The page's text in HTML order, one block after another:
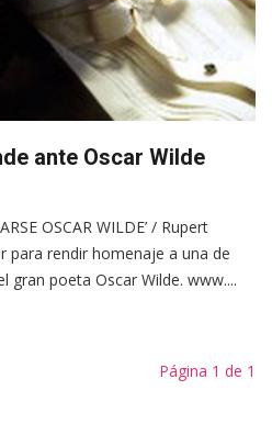
ante Oscar Wilde
OSCAR WILDE’ / Rupert
para rendir homenaje a una de
gran poeta Oscar Wilde. www....
Página 1 de 1